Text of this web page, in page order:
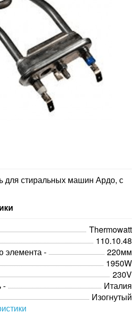
для стиральных машин Ардо, с
Thermowatt
110.10.48
элемента -
220мм
1950W
230V
-
Италия
Изогнутый